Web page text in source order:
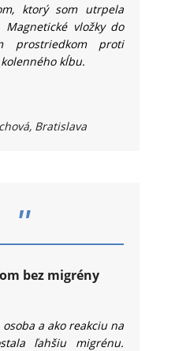
ktorý som utrpela
Magnetické vložky do
prostriedkom proti
kĺbu.
Bratislava
"
bez migrény
a ako reakciu na
ľahšiu migrénu.